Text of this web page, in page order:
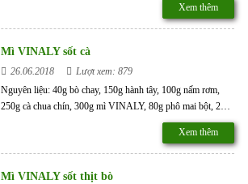
Xem thêm
Mì VINALY sốt cà
26.06.2018
Lượt xem: 879
Nguyên liệu: 40g bò chay, 150g hành tây, 100g nấm rơm,
250g cà chua chín, 300g mì VINALY, 80g phô mai bột, 2
thìa cà phê muối tiêu, 1 thìa cà phê đường, 20g bơ lạt Lá
Xem thêm
Mì VINALY sốt thịt bò